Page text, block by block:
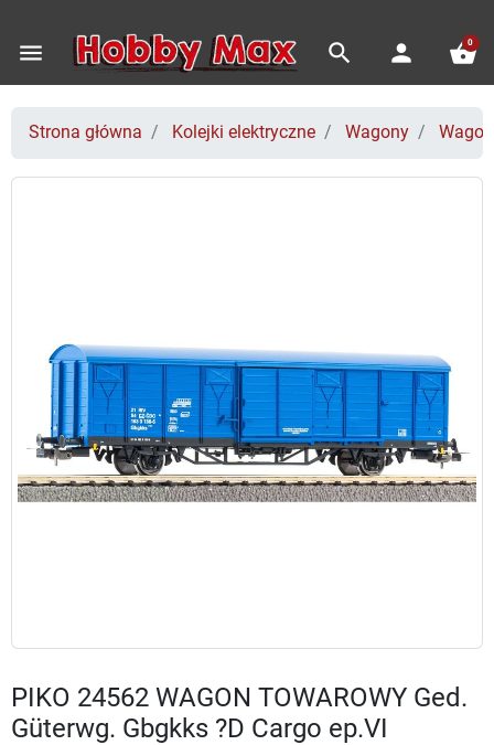
menu search person shopping_basket
0
Strona główna Kolejki elektryczne Wagony
PIKO 24562 WAGON TOWAROWY Ged.
Güterwg. Gbgkks ?D Cargo ep.VI